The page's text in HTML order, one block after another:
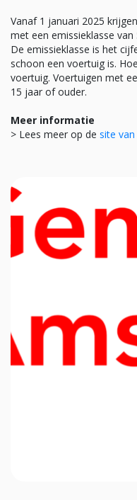
Vanaf 1 januari 2025
met een emissieklasse
De emissieklasse is het
schoon een voertuig is.
voertuig. Voertuigen met
15 jaar of ouder.
Meer informatie
> Lees meer op de site